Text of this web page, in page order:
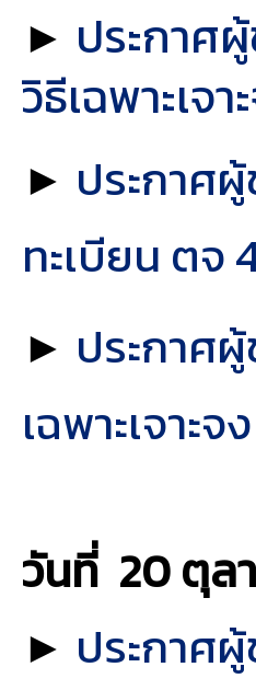
► ประกาศ
วิธีเฉพาะเจ
► ประกาศ
ทะเบียน ตจ
► ประกาศ
เฉพาะเจาะจง
วันที่ 20 ตุล
► ประกาศ